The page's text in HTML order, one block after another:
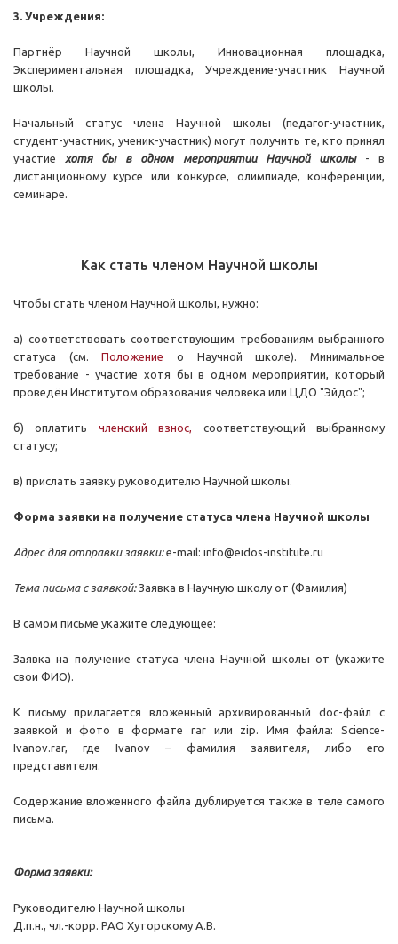
3. Учреждения:
Партнёр Научной школы, Инновационная площадка,
Экспериментальная площадка, Учреждение-участник Научной
школы.
Начальный статус члена Научной школы (педагог-участник,
студент-участник, ученик-участник) могут получить те, кто принял
участие хотя бы в одном мероприятии Научной школы - в
дистанционному курсе или конкурсе, олимпиаде, конференции,
семинаре.
Как стать членом Научной школы
Чтобы стать членом Научной школы, нужно:
а) соответствовать соответствующим требованиям выбранного
статуса (см.Положение о Научной школе). Минимальное
требование - участие хотя бы в одном мероприятии, который
проведён Институтом образования человека или ЦДО "Эйдос";
б) оплатить членский взнос, соответствующий выбранному
статусу;
в) прислать заявку руководителю Научной школы.
Форма заявки на получение статуса члена Научной школы
Адрес для отправки заявки:e-mail: info@eidos-institute.ru
Тема письма с заявкой:Заявка в Научную школу от (Фамилия)
В самом письме укажите следующее:
Заявка на получение статуса члена Научной школы от (укажите
свои ФИО).
К письму прилагается вложенный архивированный doc-файл с
заявкой и фото в формате rar или zip. Имя файла: Science-
Ivanov.rar, где Ivanov – фамилия заявителя, либо его
представителя.
Содержание вложенного файла дублируется также в теле самого
письма.
Форма заявки:
Руководителю Научной школы
Д.п.н., чл.-корр. РАО Хуторскому А.В.